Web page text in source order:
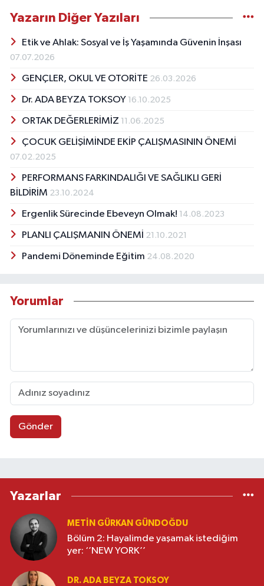
Yazarın Diğer Yazıları
Etik ve Ahlak: Sosyal ve İş Yaşamında Güvenin İnşası
07.07.2026
GENÇLER, OKUL VE OTORİTE 26.03.2026
Dr. ADA BEYZA TOKSOY 16.10.2025
ORTAK DEĞERLERİMİZ 11.06.2025
ÇOCUK GELİŞİMİNDE EKİP ÇALIŞMASININ ÖNEMİ
07.02.2025
PERFORMANS FARKINDALIĞI VE SAĞLIKLI GERİ
BİLDİRİM 23.10.2024
Ergenlik Sürecinde Ebeveyn Olmak! 14.08.2023
PLANLI ÇALIŞMANIN ÖNEMİ 21.10.2021
Pandemi Döneminde Eğitim 24.08.2020
Yorumlar
Gönder
Yazarlar
METIN GÜRKAN GÜNDOĞDU
Bölüm 2: Hayalimde yaşamak istediğim
yer: ‘’NEW YORK’’
DR. ADA BEYZA TOKSOY